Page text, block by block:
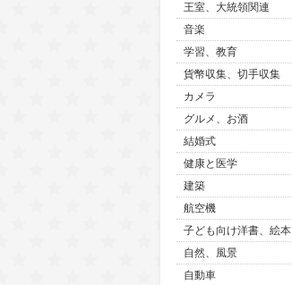
王室、大統領関連
音楽
学習、教育
貨幣収集、切手収集
カメラ
グルメ、お酒
結婚式
健康と医学
建築
航空機
子ども向け洋書、絵本
自然、風景
自動車